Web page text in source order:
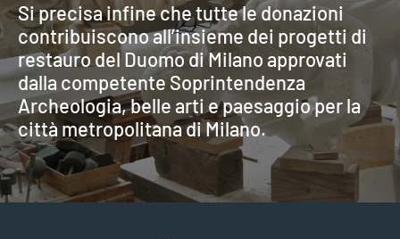
Si precisa infine che tutte le donazioni
contribuiscono all’insieme dei progetti di
restauro del Duomo di Milano approvati
dalla competente Soprintendenza
Archeologia, belle arti e paesaggio per la
città metropolitana di Milano.